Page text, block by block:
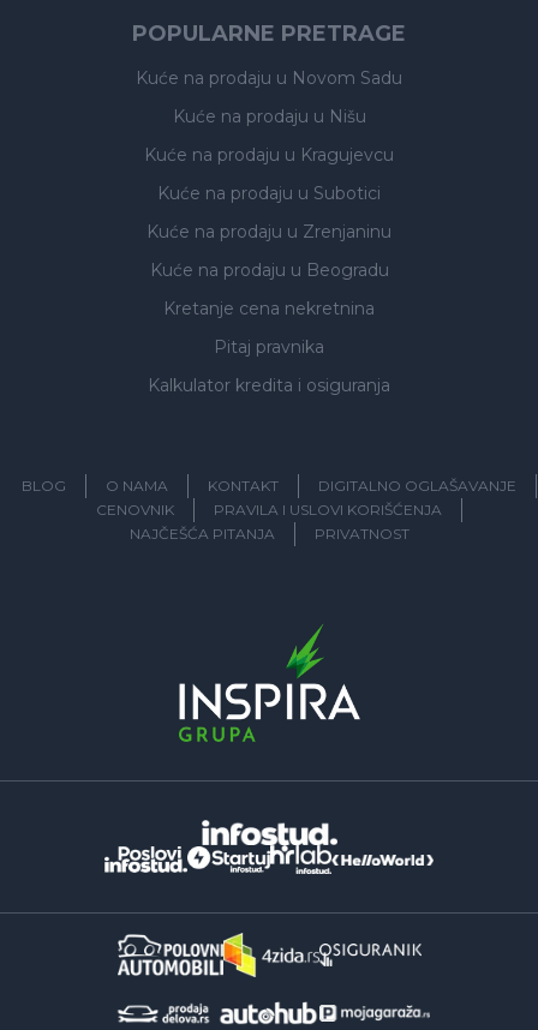
POPULARNE PRETRAGE
Kuće na prodaju u Novom Sadu
Kuće na prodaju u Nišu
Kuće na prodaju u Kragujevcu
Kuće na prodaju u Subotici
Kuće na prodaju u Zrenjaninu
Kuće na prodaju u Beogradu
Kretanje cena nekretnina
Pitaj pravnika
Kalkulator kredita i osiguranja
BLOG O NAMA KONTAKT
DIGITALNO OGLAŠAVANJE
CENOVNIK
PRAVILA I USLOVI KORIŠĆENJA
NAJČEŠĆA PITANJA
PRIVATNOST